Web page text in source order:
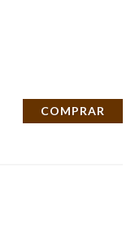
COMPRAR